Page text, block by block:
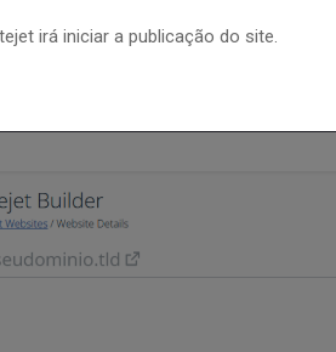
irá iniciar a publicação do site.